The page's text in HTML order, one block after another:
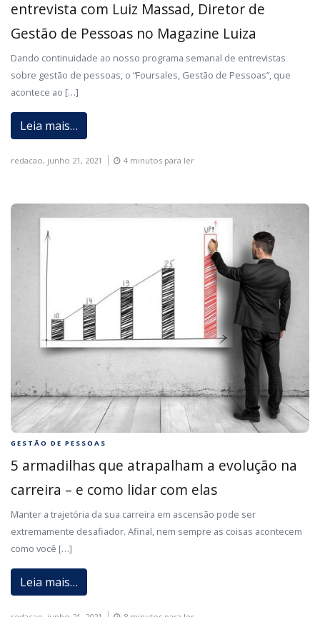
entrevista com Luiz Massad, Diretor de
Gestão de Pessoas no Magazine Luiza
Dando continuidade ao nosso programa semanal de entrevistas
sobre gestão de pessoas, o “Foursales, Gestão de Pessoas”, que
acontece ao […]
Leia mais…
redacao, junho 21, 2021 4 minutos para ler
GESTÃO DE PESSOAS
5 armadilhas que atrapalham a evolução na
carreira – e como lidar com elas
Manter a trajetória da sua carreira em ascensão pode ser
extremamente desafiador. Afinal, nem sempre as coisas acontecem
como você […]
Leia mais…